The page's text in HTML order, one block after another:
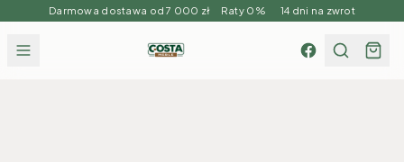
Darmowa dostawa od 7 000 zł Raty 0% 14 dni na zwrot